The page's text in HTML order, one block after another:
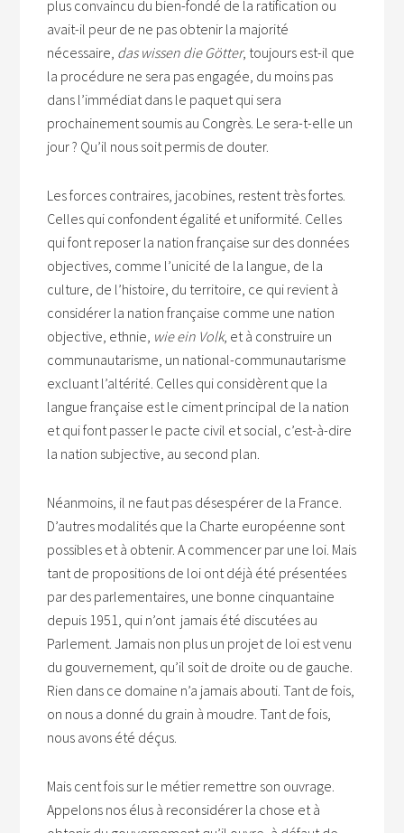
plus convaincu du bien-fondé de la ratification ou
avait-il peur de ne pas obtenir la majorité
nécessaire, das wissen die Götter, toujours est-il que
la procédure ne sera pas engagée, du moins pas
dans l’immédiat dans le paquet qui sera
prochainement soumis au Congrès. Le sera-t-elle un
jour ? Qu’il nous soit permis de douter.
Les forces contraires, jacobines, restent très fortes.
Celles qui confondent égalité et uniformité. Celles
qui font reposer la nation française sur des données
objectives, comme l’unicité de la langue, de la
culture, de l’histoire, du territoire, ce qui revient à
considérer la nation française comme une nation
objective, ethnie, wie ein Volk, et à construire un
communautarisme, un national-communautarisme
excluant l’altérité. Celles qui considèrent que la
langue française est le ciment principal de la nation
et qui font passer le pacte civil et social, c’est-à-dire
la nation subjective, au second plan.
Néanmoins, il ne faut pas désespérer de la France.
D’autres modalités que la Charte européenne sont
possibles et à obtenir. A commencer par une loi. Mais
tant de propositions de loi ont déjà été présentées
par des parlementaires, une bonne cinquantaine
depuis 1951, qui n’ont jamais été discutées au
Parlement. Jamais non plus un projet de loi est venu
du gouvernement, qu’il soit de droite ou de gauche.
Rien dans ce domaine n’a jamais abouti. Tant de fois,
on nous a donné du grain à moudre. Tant de fois,
nous avons été déçus.
Mais cent fois sur le métier remettre son ouvrage.
Appelons nos élus à reconsidérer la chose et à